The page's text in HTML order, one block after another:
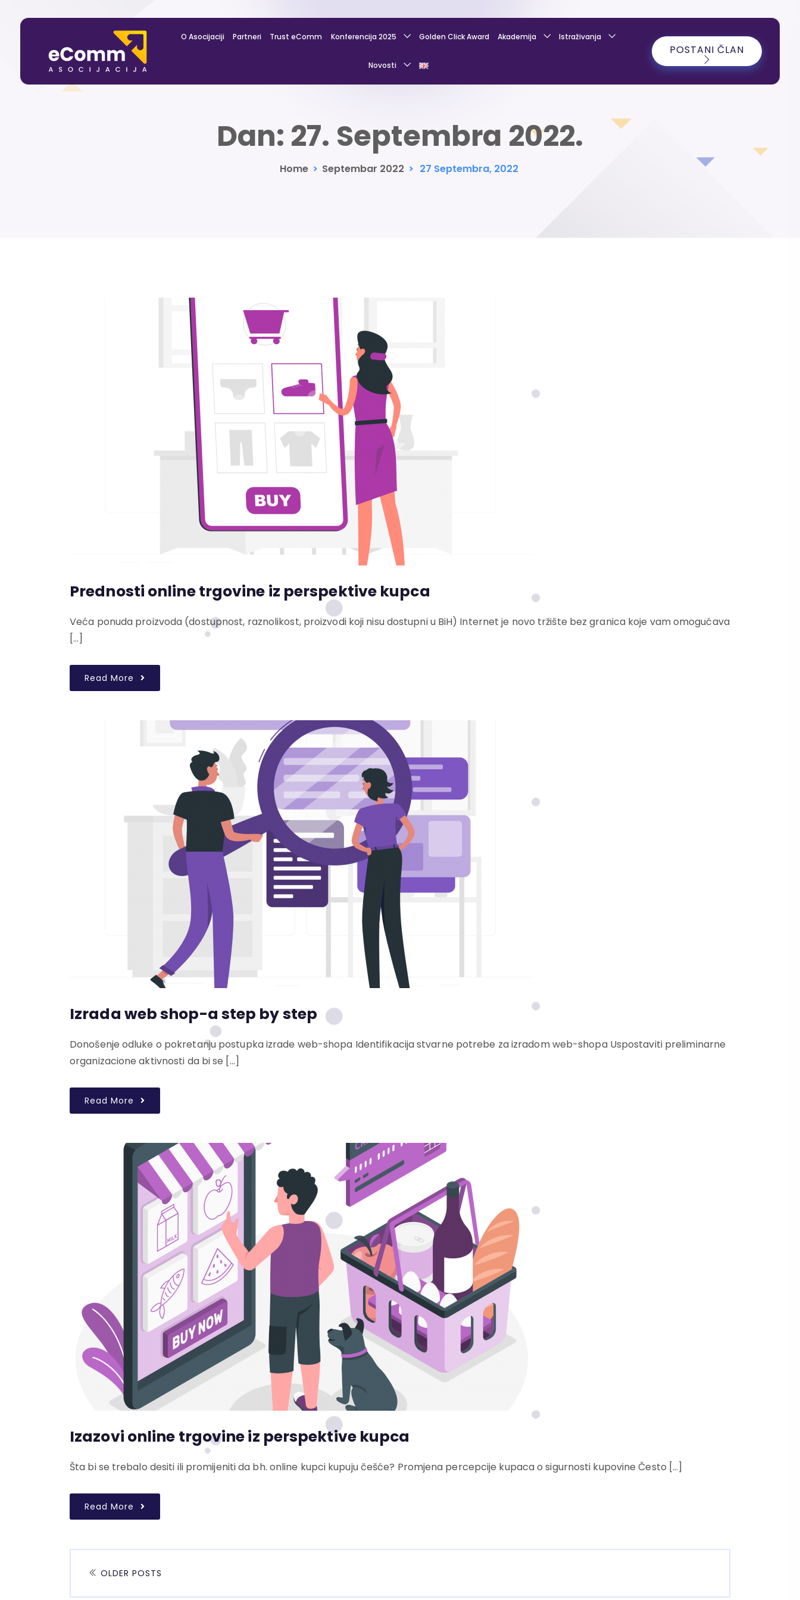
O Asocijaciji Partneri Trust eComm Konferencija 2025 Golden Click Award Akademija Istraživanja
Novosti
POSTANI ČLAN
Dan: 27. Septembra 2022.
Home > Septembar 2022 > 27 Septembra, 2022
Prednosti online trgovine iz perspektive kupca
Veća ponuda proizvoda (dostupnost, raznolikost, proizvodi koji nisu dostupni u BiH) Internet je novo tržište bez granica koje vam omogućava
[…]
Read More
Izrada web shop-a step by step
Donošenje odluke o pokretanju postupka izrade web-shopa Identifikacija stvarne potrebe za izradom web-shopa Uspostaviti preliminarne
organizacione aktivnosti da bi se […]
Read More
Izazovi online trgovine iz perspektive kupca
Šta bi se trebalo desiti ili promijeniti da bh. online kupci kupuju češće? Promjena percepcije kupaca o sigurnosti kupovine Često […]
Read More
OLDER POSTS